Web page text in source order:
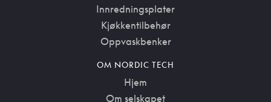
Innredningsplater
Kjøkkentilbehør
Oppvaskbenker
OM NORDIC TECH
Hjem
Om selskapet